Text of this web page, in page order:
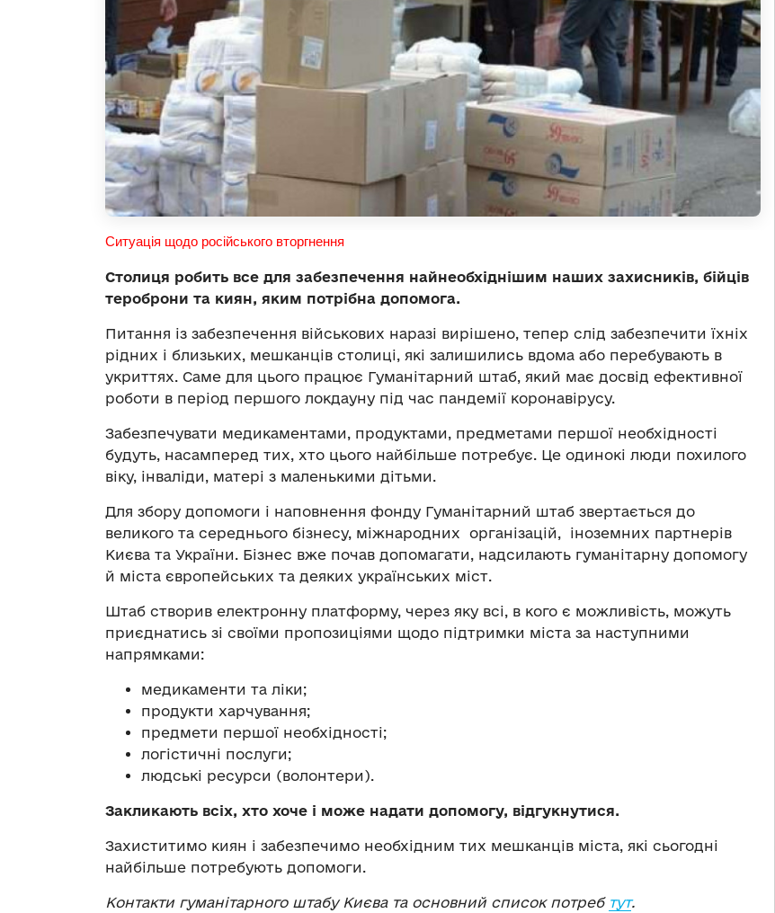
Ситуація щодо російського вторгнення
Столиця робить все для забезпечення найнеобхіднішим наших захисників, бійців
тероброни та киян, яким потрібна допомога.
Питання із забезпечення військових наразі вирішено, тепер слід забезпечити їхніх
рідних і близьких, мешканців столиці, які залишились вдома або перебувають в
укриттях. Саме для цього працює Гуманітарний штаб, який має досвід ефективної
роботи в період першого локдауну під час пандемії коронавірусу.
Забезпечувати медикаментами, продуктами, предметами першої необхідності
будуть, насамперед тих, хто цього найбільше потребує. Це одинокі люди похилого
віку, інваліди, матері з маленькими дітьми.
Для збору допомоги і наповнення фонду Гуманітарний штаб звертається до
великого та середнього бізнесу, міжнародних організацій, іноземних партнерів
Києва та України. Бізнес вже почав допомагати, надсилають гуманітарну допомогу
й міста європейських та деяких українських міст.
Штаб створив електронну платформу, через яку всі, в кого є можливість, можуть
приєднатись зі своїми пропозиціями щодо підтримки міста за наступними
напрямками:
медикаменти та ліки;
продукти харчування;
предмети першої необхідності;
логістичні послуги;
людські ресурси (волонтери).
Закликають всіх, хто хоче і може надати допомогу, відгукнутися.
Захиститимо киян і забезпечимо необхідним тих мешканців міста, які сьогодні
найбільше потребують допомоги.
Контакти гуманітарного штабу Києва та основний список потреб тут.